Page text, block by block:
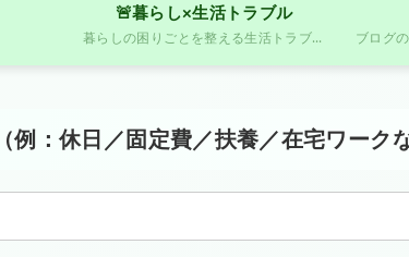
🚨暮らし×生活トラブル
暮らしの困りごとを整える生活トラブル対策を紹介しています。
：休日／固定費／扶養／在宅ワークな